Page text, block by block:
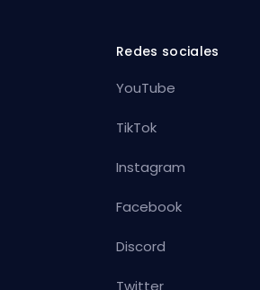
Redes sociales
YouTube
TikTok
Instagram
Facebook
Discord